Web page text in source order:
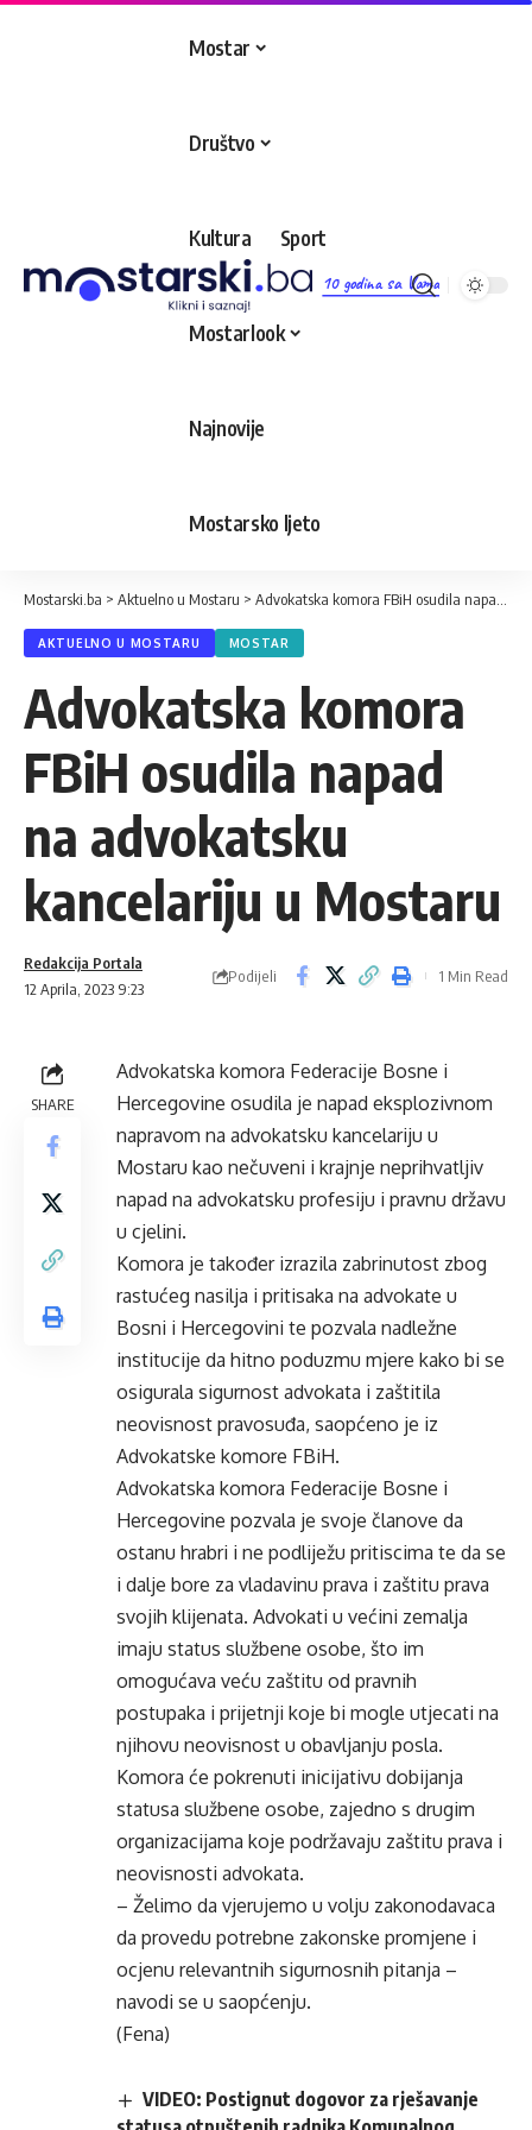
10 godina sa Vama
Mostar
Društvo
Kultura Sport
Mostarlook
Najnovije
Mostarsko ljeto
Mostarski.ba > Aktuelno u Mostaru > Advokatska komora FBiH osudila napad na advokatsku kancelariju u Mostaru
AKTUELNO U MOSTARU MOSTAR
Advokatska komora
FBiH osudila napad
na advokatsku
kancelariju u Mostaru
12 Aprila, 2023 9:23
Redakcija Portala
Podijeli 1 Min Read
SHARE
Advokatska komora Federacije Bosne i
Hercegovine osudila je napad eksplozivnom
napravom na advokatsku kancelariju u
Mostaru kao nečuveni i krajnje neprihvatljiv
napad na advokatsku profesiju i pravnu državu
u cjelini.
Komora je također izrazila zabrinutost zbog
rastućeg nasilja i pritisaka na advokate u
Bosni i Hercegovini te pozvala nadležne
institucije da hitno poduzmu mjere kako bi se
osigurala sigurnost advokata i zaštitila
neovisnost pravosuđa, saopćeno je iz
Advokatske komore FBiH.
Advokatska komora Federacije Bosne i
Hercegovine pozvala je svoje članove da
ostanu hrabri i ne podliježu pritiscima te da se
i dalje bore za vladavinu prava i zaštitu prava
svojih klijenata. Advokati u većini zemalja
imaju status službene osobe, što im
omogućava veću zaštitu od pravnih
postupaka i prijetnji koje bi mogle utjecati na
njihovu neovisnost u obavljanju posla.
Komora će pokrenuti inicijativu dobijanja
statusa službene osobe, zajedno s drugim
organizacijama koje podržavaju zaštitu prava i
neovisnosti advokata.
– Želimo da vjerujemo u volju zakonodavaca
da provedu potrebne zakonske promjene i
ocjenu relevantnih sigurnosnih pitanja –
navodi se u saopćenju.
(Fena)
VIDEO: Postignut dogovor za rješavanje